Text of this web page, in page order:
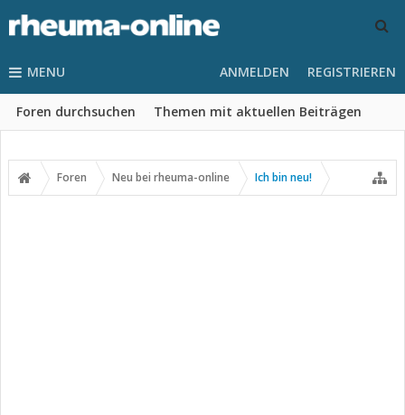
MENU
Foren durchsuchen Themen mit aktuellen Beiträgen
ANMELDEN REGISTRIEREN
Foren Neu bei rheuma-online Ich bin neu!